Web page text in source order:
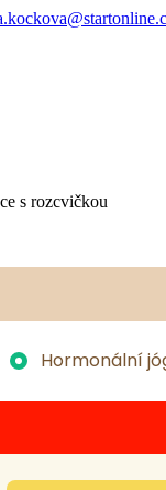
s rozcvičkou
Hormonální